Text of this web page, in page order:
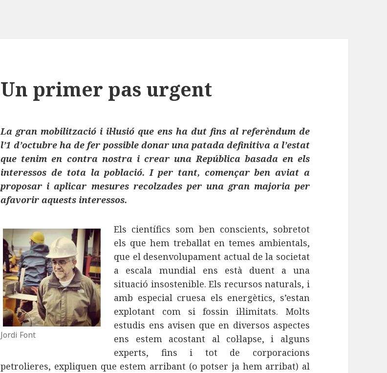
Un primer pas urgent
La gran mobilització i il·lusió que ens ha dut fins al referèndum de
l’1 d’octubre ha de fer possible donar una patada definitiva a l’estat
que tenim en contra nostra i crear una República basada en els
interessos de tota la població. I per tant, començar ben aviat a
proposar i aplicar mesures recolzades per una gran majoria per
afavorir aquests interessos.
Jordi Font
Els científics som ben conscients, sobretot
els que hem treballat en temes ambientals,
que el desenvolupament actual de la societat
a escala mundial ens està duent a una
situació insostenible. Els recursos naturals, i
amb especial cruesa els energètics, s’estan
explotant com si fossin il·limitats. Molts
estudis ens avisen que en diversos aspectes
ens estem acostant al col·lapse, i alguns
experts, fins i tot de corporacions
petrolieres, expliquen que estem arribant (o potser ja hem arribat) al